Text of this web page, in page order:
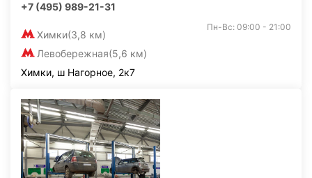
+7 (495) 989-21-31
Химки(3,8 км)
Левобережная(5,6 км)
Пн-Вс: 09:00 - 21:00
Химки, ш Нагорное, 2к7